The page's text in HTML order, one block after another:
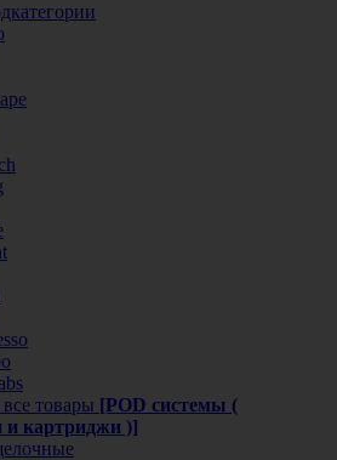
товары [POD системы (
и картриджи )]